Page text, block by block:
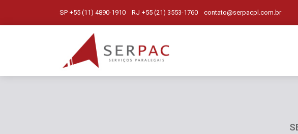
SP +55 (11) 4890-1910 RJ +55 (21) 3553-1760 contato@serpacpl.com.br